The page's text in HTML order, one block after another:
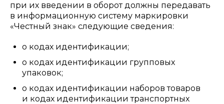
при их введении в оборот должны передавать
в информационную систему маркировки
«Честный знак» следующие сведения:
о кодах идентификации;
о кодах идентификации групповых
упаковок;
о кодах идентификации наборов товаров
и кодах идентификации транспортных